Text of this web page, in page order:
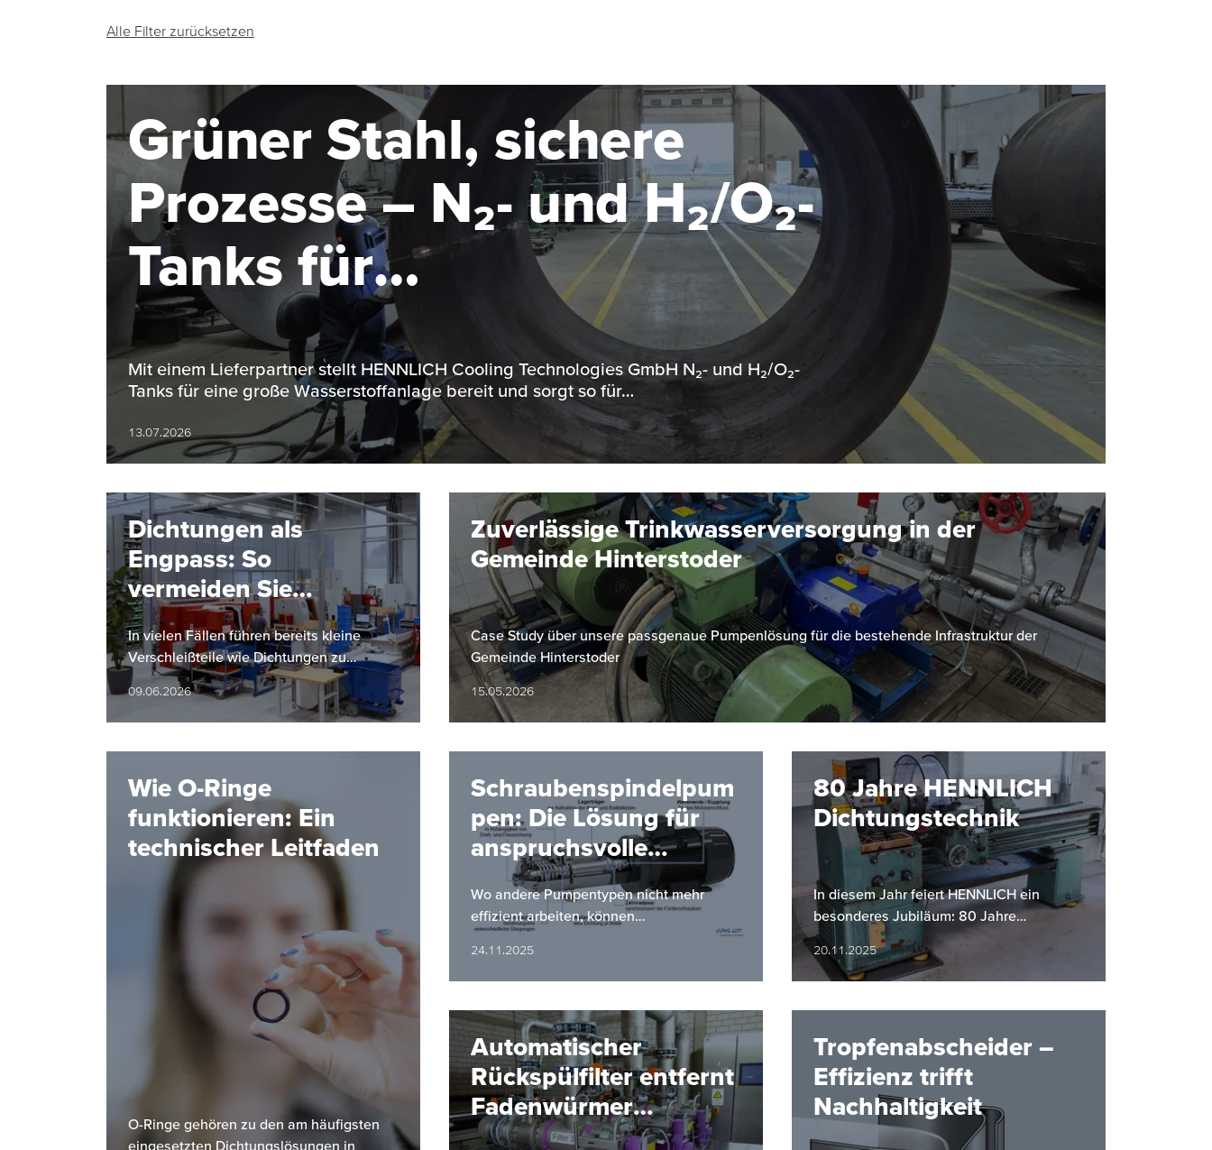
Alle Filter zurücksetzen
Grüner Stahl, sichere
Prozesse – N₂- und H₂/O₂-
Tanks für
Elektrolyseanlage im MW-
Bereich
Mit einem Lieferpartner stellt HENNLICH Cooling Technologies GmbH N₂- und H₂/O₂-
Tanks für eine große Wasserstoffanlage bereit und sorgt so für…
13.07.2026
Dichtungen als
Engpass: So
vermeiden Sie
Anlagenstillstände
In vielen Fällen führen bereits kleine
Verschleißteile wie Dichtungen zu
ungeplanten Anlagestillständen. Dies
kann erhebliche Auswirkungen auf die…
09.06.2026
Zuverlässige Trinkwasserversorgung in der
Gemeinde Hinterstoder
Case Study über unsere passgenaue Pumpenlösung für die bestehende Infrastruktur der
Gemeinde Hinterstoder
15.05.2026
Wie O-Ringe
funktionieren: Ein
technischer Leitfaden
O-Ringe gehören zu den am häufigsten
eingesetzten Dichtungslösungen in
Schraubenspindelpum
pen: Die Lösung für
anspruchsvolle
Förderaufgaben
Wo andere Pumpentypen nicht mehr
effizient arbeiten, können
Schraubenspindelpumpen Abhilfe
verschaffen.
24.11.2025
80 Jahre HENNLICH
Dichtungstechnik
In diesem Jahr feiert HENNLICH ein
besonderes Jubiläum: 80 Jahre
Dichtungstechnik.
20.11.2025
Automatischer
Rückspülfilter entfernt
Fadenwürmer
zuverlässig aus dem
Tropfenabscheider –
Effizienz trifft
Nachhaltigkeit